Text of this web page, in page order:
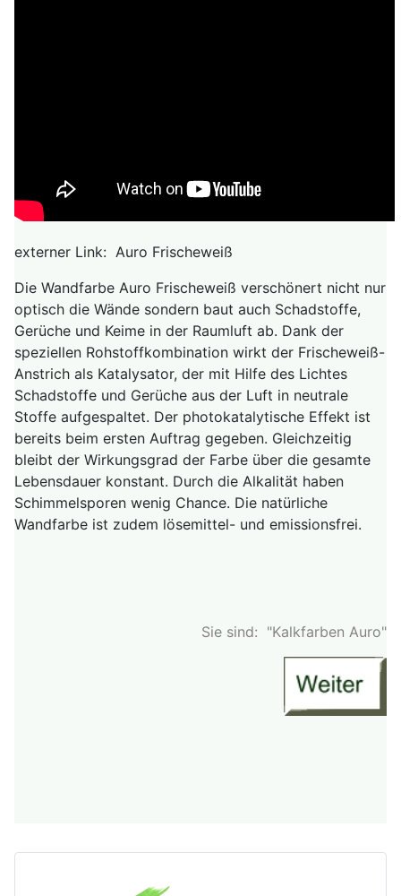
externer Link: Auro Frischeweiß
Die Wandfarbe Auro Frischeweiß verschönert nicht nur
optisch die Wände sondern baut auch Schadstoffe,
Gerüche und Keime in der Raumluft ab. Dank der
speziellen Rohstoffkombination wirkt der Frischeweiß-
Anstrich als Katalysator, der mit Hilfe des Lichtes
Schadstoffe und Gerüche aus der Luft in neutrale
Stoffe aufgespaltet. Der photokatalytische Effekt ist
bereits beim ersten Auftrag gegeben. Gleichzeitig
bleibt der Wirkungsgrad der Farbe über die gesamte
Lebensdauer konstant. Durch die Alkalität haben
Schimmelsporen wenig Chance. Die natürliche
Wandfarbe ist zudem lösemittel- und emissionsfrei.
Sie sind: "Kalkfarben Auro"